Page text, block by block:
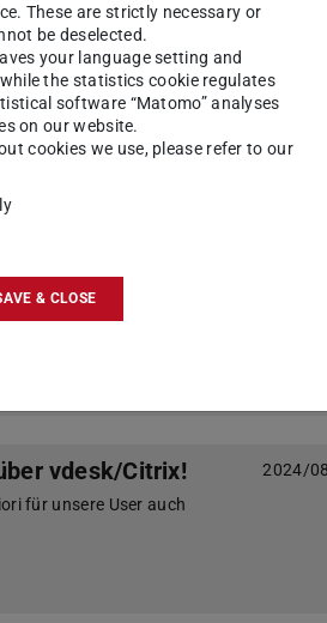
2024/
Wir laden Sie herzlich zur Informationsveranstaltung des Programms S4HANA@TU ein.
des Programms
unsere SAP-
um gemeins…
vdesk/Citrix!
2024/
für unsere User auch
These are strictly necessary or
be deselected.
your language setting and
the statistics cookie regulates
software “Matomo” analyses
on our website.
cookies we use, please refer to our
& CLOSE